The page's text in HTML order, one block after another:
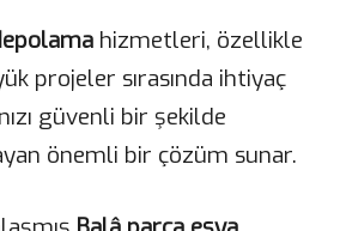
hizmetleri, özellikle
projeler sırasında ihtiyaç
güvenli bir şekilde
önemli bir çözüm sunar.